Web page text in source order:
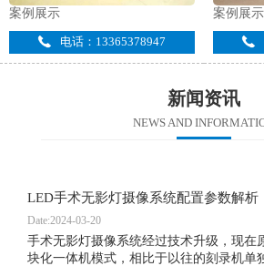
案例展示
电话：13365378947
案例展示
新闻资讯
NEWS AND
LED手术无影灯摄像系统配置参数解析
Date:2024-03-20
手术无影灯摄像系统经过技术升级，现在
块化一体机模式，相比于以往的刻录机单